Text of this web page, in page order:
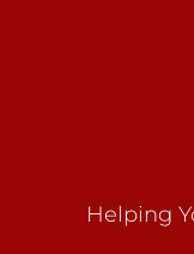
Helping